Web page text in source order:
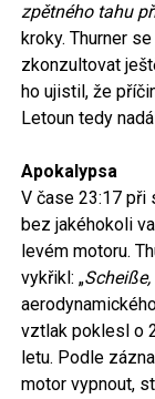
zpětného tahu
kroky. Thurner
zkonzultovat
ho ujistil, že
Letoun tedy
Apokalypsa
V čase 23:17 při
bez jakéhokoli
levém motoru.
vykřikl: „
vztlak poklesl o
letu. Podle
motor vypnout,